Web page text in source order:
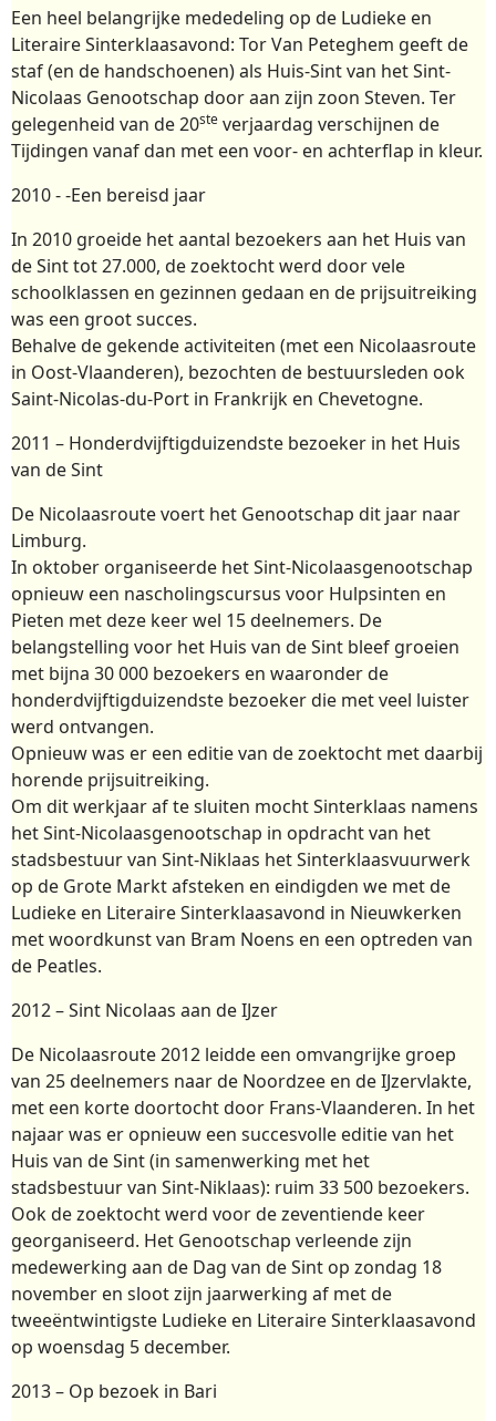
Een heel belangrijke mededeling op de Ludieke en
Literaire Sinterklaasavond: Tor Van Peteghem geeft de
staf (en de handschoenen) als Huis-Sint van het Sint-
Nicolaas Genootschap door aan zijn zoon Steven. Ter
gelegenheid van de 20ste verjaardag verschijnen de
Tijdingen vanaf dan met een voor- en achterflap in kleur.
2010 - -Een bereisd jaar
In 2010 groeide het aantal bezoekers aan het Huis van
de Sint tot 27.000, de zoektocht werd door vele
schoolklassen en gezinnen gedaan en de prijsuitreiking
was een groot succes.
Behalve de gekende activiteiten (met een Nicolaasroute
in Oost-Vlaanderen), bezochten de bestuursleden ook
Saint-Nicolas-du-Port in Frankrijk en Chevetogne.
2011 – Honderdvijftigduizendste bezoeker in het Huis
van de Sint
De Nicolaasroute voert het Genootschap dit jaar naar
Limburg.
In oktober organiseerde het Sint-Nicolaasgenootschap
opnieuw een nascholingscursus voor Hulpsinten en
Pieten met deze keer wel 15 deelnemers. De
belangstelling voor het Huis van de Sint bleef groeien
met bijna 30 000 bezoekers en waaronder de
honderdvijftigduizendste bezoeker die met veel luister
werd ontvangen.
Opnieuw was er een editie van de zoektocht met daarbij
horende prijsuitreiking.
Om dit werkjaar af te sluiten mocht Sinterklaas namens
het Sint-Nicolaasgenootschap in opdracht van het
stadsbestuur van Sint-Niklaas het Sinterklaasvuurwerk
op de Grote Markt afsteken en eindigden we met de
Ludieke en Literaire Sinterklaasavond in Nieuwkerken
met woordkunst van Bram Noens en een optreden van
de Peatles.
2012 – Sint Nicolaas aan de IJzer
De Nicolaasroute 2012 leidde een omvangrijke groep
van 25 deelnemers naar de Noordzee en de IJzervlakte,
met een korte doortocht door Frans-Vlaanderen. In het
najaar was er opnieuw een succesvolle editie van het
Huis van de Sint (in samenwerking met het
stadsbestuur van Sint-Niklaas): ruim 33 500 bezoekers.
Ook de zoektocht werd voor de zeventiende keer
georganiseerd. Het Genootschap verleende zijn
medewerking aan de Dag van de Sint op zondag 18
november en sloot zijn jaarwerking af met de
tweeëntwintigste Ludieke en Literaire Sinterklaasavond
op woensdag 5 december.
2013 – Op bezoek in Bari